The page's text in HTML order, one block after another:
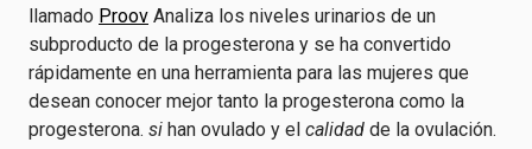
llamado Proov Analiza los niveles urinarios de un
subproducto de la progesterona y se ha convertido
rápidamente en una herramienta para las mujeres que
desean conocer mejor tanto la progesterona como la
progesterona. si han ovulado y el calidad de la ovulación.